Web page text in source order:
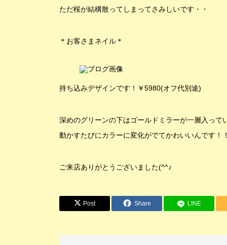
ただ桜が結構散ってしまってさみしいです・・
＊お客さまネイル＊
持ち込みデザインです！￥5980(オフ代別途)
深めのグリーンの下はゴールドミラーが一層入って
動かすたびにカラーに変化がでてかわいいんです！
ご来店ありがとうございました(^^♪
Post Share LINE